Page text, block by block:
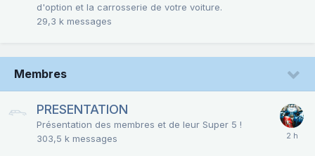
d'option et la carrosserie de votre voiture.
29,3 k messages
Membres
PRESENTATION
Présentation des membres et de leur Super 5 !
303,5 k messages